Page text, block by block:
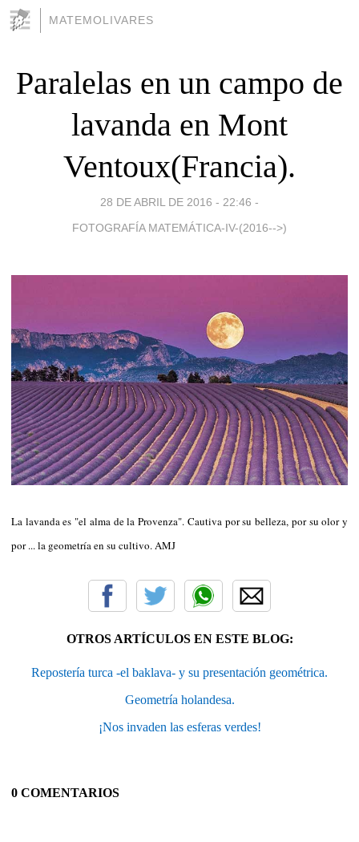
MATEMOLIVARES
Paralelas en un campo de
lavanda en Mont
Ventoux(Francia).
28 DE ABRIL DE 2016 - 22:46 -
FOTOGRAFÍA MATEMÁTICA-IV-(2016-->)
La lavanda es "el alma de la Provenza". Cautiva por su belleza, por su olor y
por ... la geometría en su cultivo. AMJ
OTROS ARTÍCULOS EN ESTE BLOG:
Repostería turca -el baklava- y su presentación geométrica.
Geometría holandesa.
¡Nos invaden las esferas verdes!
0 COMENTARIOS